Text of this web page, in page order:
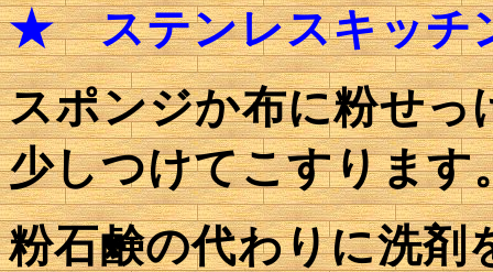
★ ステンレスキッチ
スポンジか布に粉せっ
少しつけてこすります
粉石鹸の代わりに洗剤